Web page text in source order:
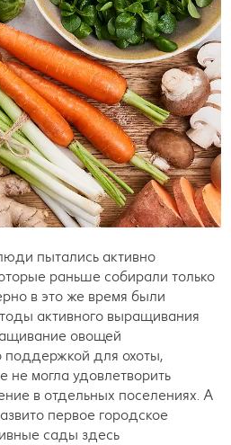
пытались активно
раньше собирали только
в это же время были
активного выращивания
овощей
поддержкой для охоты,
не могла удовлетворить
в отдельных поселениях. А
первое городское
сады здесь